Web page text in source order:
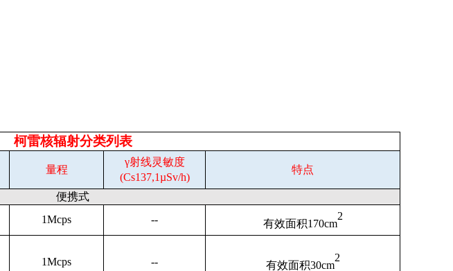
柯雷核辐射分类列表
量程
γ射线灵敏度
(Cs137,1µSv/h)
特点
便携式
1Mcps -- 有效面积1 70cm
2
1Mcps -- 有效面积30cm
2